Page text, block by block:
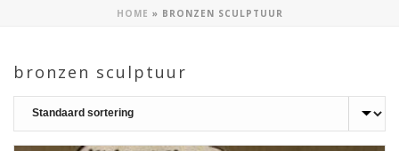
HOME » BRONZEN SCULPTUUR
bronzen sculptuur